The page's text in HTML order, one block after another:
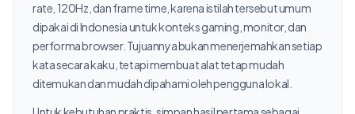
rate, 120Hz, dan frame time, karena istilah tersebut umum
dipakai di Indonesia untuk konteks gaming, monitor, dan
performa browser. Tujuannya bukan menerjemahkan setiap
kata secara kaku, tetapi membuat alat tetap mudah
ditemukan dan mudah dipahami oleh pengguna lokal.